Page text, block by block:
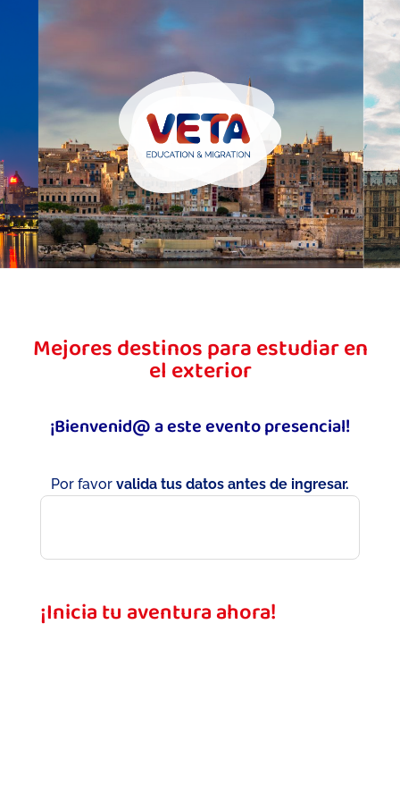
Mejores destinos para estudiar en
el exterior
¡Bienvenid@ a este evento presencial!
Por favor valida tus datos antes de ingresar.
¡Inicia tu aventura ahora!